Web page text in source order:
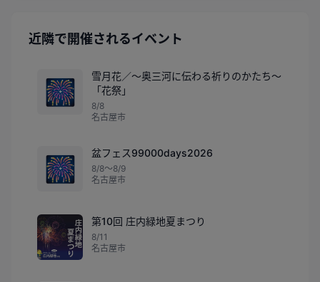
近隣で開催されるイベント
🎆
雪月花／～奥三河に伝わる祈りのかたち～
「花祭」
8/8
名古屋市
🎆
盆フェス99000days2026
8/8〜8/9
名古屋市
第10回 庄内緑地夏まつり
8/11
名古屋市